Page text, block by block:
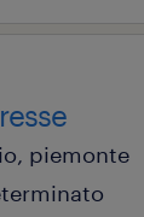
piemonte